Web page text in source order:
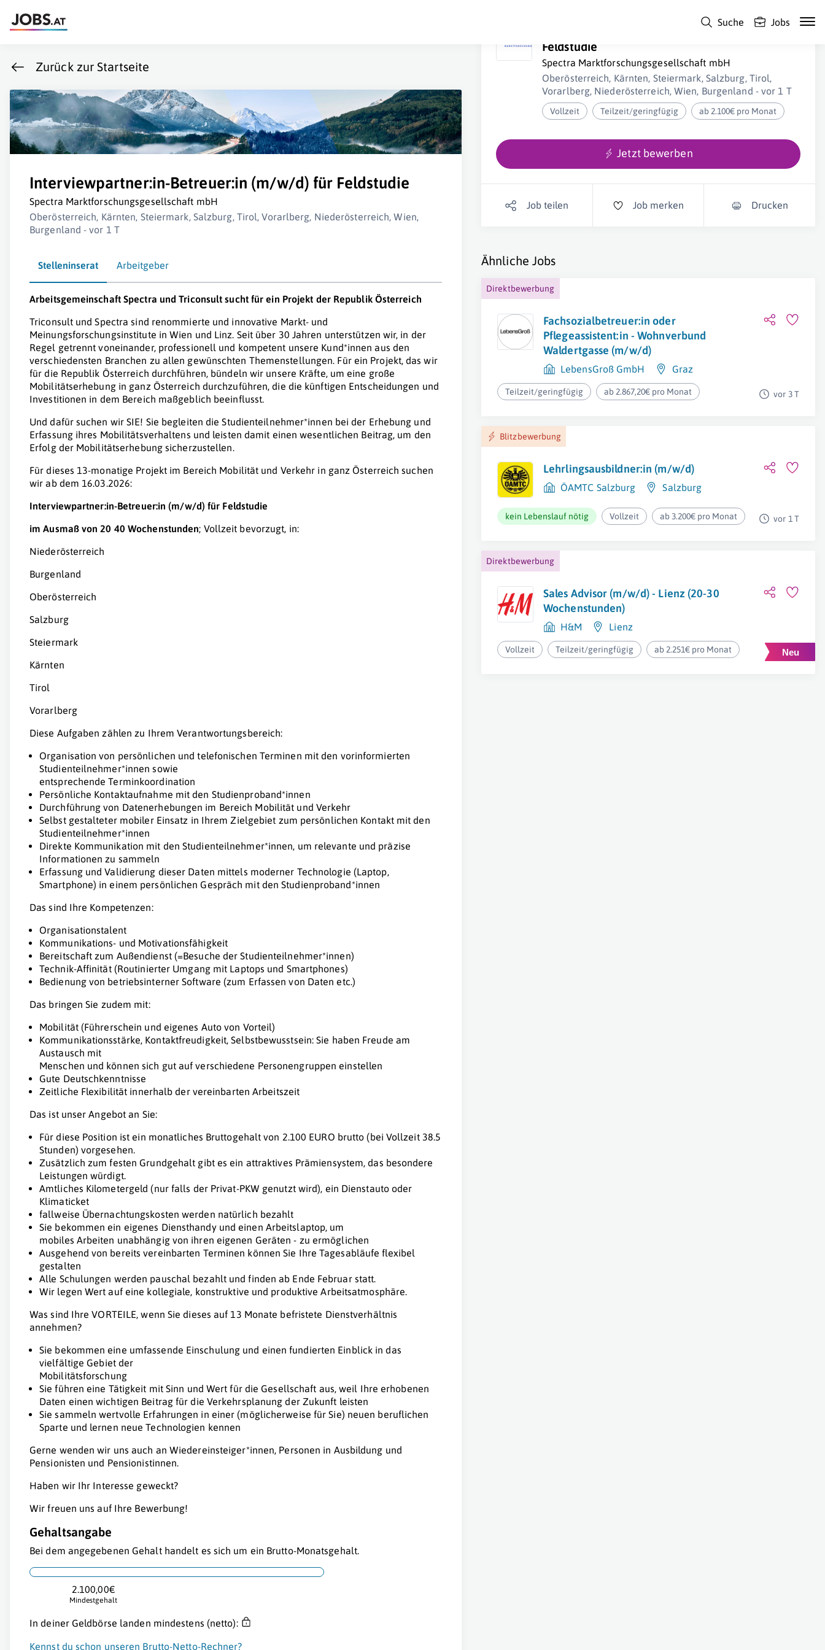
Suche Jobs
Zurück zur Startseite
Interviewpartner:in-Betreuer:in (m/w/d) für Feldstudie
Spectra Marktforschungsgesellschaft mbH
Oberösterreich, Kärnten, Steiermark, Salzburg, Tirol, Vorarlberg, Niederösterreich, Wien,
Burgenland - vor 1 T
Stelleninserat Arbeitgeber
Arbeitsgemeinschaft Spectra und Triconsult sucht für ein Projekt der Republik Österreich
Triconsult und Spectra sind renommierte und innovative Markt- und
Meinungsforschungsinstitute in Wien und Linz. Seit über 30 Jahren unterstützen wir, in der
Regel getrennt voneinander, professionell und kompetent unsere Kund*innen aus den
verschiedensten Branchen zu allen gewünschten Themenstellungen. Für ein Projekt, das wir
für die Republik Österreich durchführen, bündeln wir unsere Kräfte, um eine große
Mobilitätserhebung in ganz Österreich durchzuführen, die die künftigen Entscheidungen und
Investitionen in dem Bereich maßgeblich beeinflusst.
Und dafür suchen wir SIE! Sie begleiten die Studienteilnehmer*innen bei der Erhebung und
Erfassung ihres Mobilitätsverhaltens und leisten damit einen wesentlichen Beitrag, um den
Erfolg der Mobilitätserhebung sicherzustellen.
Für dieses 13-monatige Projekt im Bereich Mobilität und Verkehr in ganz Österreich suchen
wir ab dem 16.03.2026:
Interviewpartner:in-Betreuer:in (m/w/d) für Feldstudie
im Ausmaß von 20 40 Wochenstunden; Vollzeit bevorzugt, in:
Niederösterreich
Burgenland
Oberösterreich
Salzburg
Steiermark
Kärnten
Tirol
Vorarlberg
Diese Aufgaben zählen zu Ihrem Verantwortungsbereich:
Organisation von persönlichen und telefonischen Terminen mit den vorinformierten
Studienteilnehmer*innen sowie
entsprechende Terminkoordination
Persönliche Kontaktaufnahme mit den Studienproband*innen
Durchführung von Datenerhebungen im Bereich Mobilität und Verkehr
Selbst gestalteter mobiler Einsatz in Ihrem Zielgebiet zum persönlichen Kontakt mit den
Studienteilnehmer*innen
Direkte Kommunikation mit den Studienteilnehmer*innen, um relevante und präzise
Informationen zu sammeln
Erfassung und Validierung dieser Daten mittels moderner Technologie (Laptop,
Smartphone) in einem persönlichen Gespräch mit den Studienproband*innen
Das sind Ihre Kompetenzen:
Organisationstalent
Kommunikations- und Motivationsfähigkeit
Bereitschaft zum Außendienst (=Besuche der Studienteilnehmer*innen)
Technik-Affinität (Routinierter Umgang mit Laptops und Smartphones)
Bedienung von betriebsinterner Software (zum Erfassen von Daten etc.)
Das bringen Sie zudem mit:
Mobilität (Führerschein und eigenes Auto von Vorteil)
Kommunikationsstärke, Kontaktfreudigkeit, Selbstbewusstsein: Sie haben Freude am
Austausch mit
Menschen und können sich gut auf verschiedene Personengruppen einstellen
Gute Deutschkenntnisse
Zeitliche Flexibilität innerhalb der vereinbarten Arbeitszeit
Das ist unser Angebot an Sie:
Für diese Position ist ein monatliches Bruttogehalt von 2.100 EURO brutto (bei Vollzeit 38.5
Stunden) vorgesehen.
Zusätzlich zum festen Grundgehalt gibt es ein attraktives Prämiensystem, das besondere
Leistungen würdigt.
Amtliches Kilometergeld (nur falls der Privat-PKW genutzt wird), ein Dienstauto oder
Klimaticket
fallweise Übernachtungskosten werden natürlich bezahlt
Sie bekommen ein eigenes Diensthandy und einen Arbeitslaptop, um
mobiles Arbeiten unabhängig von ihren eigenen Geräten - zu ermöglichen
Ausgehend von bereits vereinbarten Terminen können Sie Ihre Tagesabläufe flexibel
gestalten
Alle Schulungen werden pauschal bezahlt und finden ab Ende Februar statt.
Wir legen Wert auf eine kollegiale, konstruktive und produktive Arbeitsatmosphäre.
Was sind Ihre VORTEILE, wenn Sie dieses auf 13 Monate befristete Dienstverhältnis
annehmen?
Sie bekommen eine umfassende Einschulung und einen fundierten Einblick in das
vielfältige Gebiet der
Mobilitätsforschung
Sie führen eine Tätigkeit mit Sinn und Wert für die Gesellschaft aus, weil Ihre erhobenen
Daten einen wichtigen Beitrag für die Verkehrsplanung der Zukunft leisten
Sie sammeln wertvolle Erfahrungen in einer (möglicherweise für Sie) neuen beruflichen
Sparte und lernen neue Technologien kennen
Gerne wenden wir uns auch an Wiedereinsteiger*innen, Personen in Ausbildung und
Pensionisten und Pensionistinnen.
Haben wir Ihr Interesse geweckt?
Wir freuen uns auf Ihre Bewerbung!
Gehaltsangabe
Bei dem angegebenen Gehalt handelt es sich um ein Brutto-Monatsgehalt.
2.100,00€
Mindestgehalt
In deiner Geldbörse landen mindestens (netto):
Kennst du schon unseren Brutto-Netto-Rechner?
Interviewpartner:in-Betreuer:in (m/w/d) für
Feldstudie
Spectra Marktforschungsgesellschaft mbH
Oberösterreich, Kärnten, Steiermark, Salzburg, Tirol,
Vorarlberg, Niederösterreich, Wien, Burgenland - vor 1 T
Vollzeit Teilzeit/geringfügig ab 2.100€ pro Monat
Jetzt bewerben
Job teilen Job merken Drucken
Ähnliche Jobs
Direktbewerbung
Fachsozialbetreuer:in oder
Pflegeassistent:in - Wohnverbund
Waldertgasse (m/w/d)
LebensGroß GmbH Graz
Teilzeit/geringfügig ab 2.867,20€ pro Monat vor 3 T
Blitzbewerbung
Lehrlingsausbildner:in (m/w/d)
ÖAMTC Salzburg Salzburg
kein Lebenslauf nötig Vollzeit ab 3.200€ pro Monat vor 1 T
Direktbewerbung
Sales Advisor (m/w/d) - Lienz (20-30
Wochenstunden)
H&M Lienz
Vollzeit Teilzeit/geringfügig ab 2.251€ pro Monat